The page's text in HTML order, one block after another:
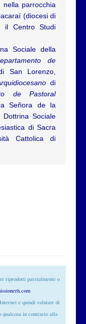
nella parrocchia
(diocesi di
il Centro Studi
Sociale della
de
San Lorenzo,
di
de Pastoral
Señora de la
Sociale
di Sacra
Cattolica di
riprodotti parzialmente o
e quindi valutate di
qualcosa in contrario alla